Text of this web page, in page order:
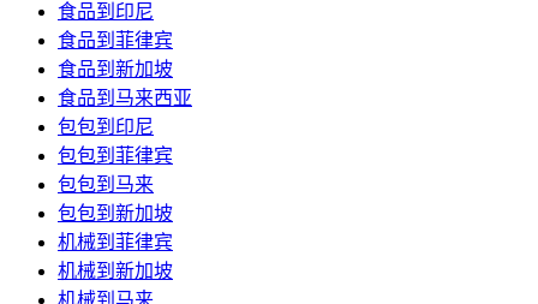
食品到印尼
食品到菲律宾
食品到新加坡
食品到马来西亚
包包到印尼
包包到菲律宾
包包到马来
包包到新加坡
机械到菲律宾
机械到新加坡